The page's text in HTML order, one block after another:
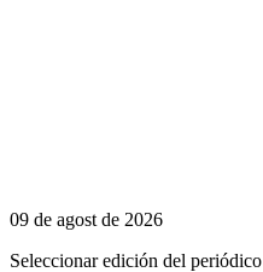
09 de agost de 2026
Seleccionar edición del periódico